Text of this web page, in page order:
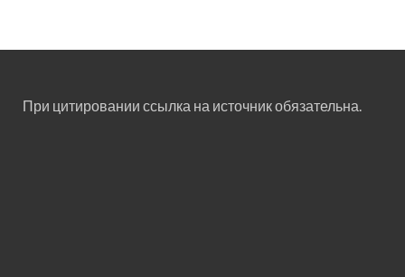
При цитировании ссылка на источник обязательна.